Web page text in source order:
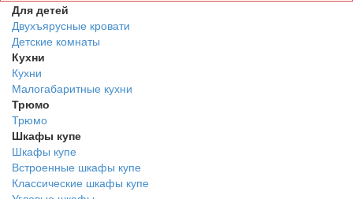
Для детей
Двухъярусные кровати
Детские комнаты
Кухни
Кухни
Малогабаритные кухни
Трюмо
Трюмо
Шкафы купе
Шкафы купе
Встроенные шкафы купе
Классические шкафы купе